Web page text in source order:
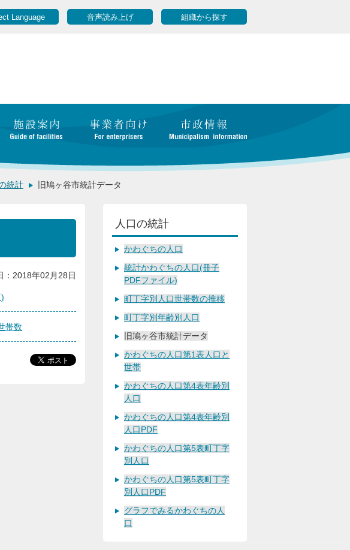
Language 音声読み上げ 組織から探す
統計 旧鳩ヶ谷市統計データ
：2018年02月28日
帯数
人口の統計
かわぐちの人口
統計かわぐちの人口(冊子
PDFファイル)
町丁字別人口世帯数の推移
町丁字別年齢別人口
旧鳩ヶ谷市統計データ
かわぐちの人口第1表人口と
世帯
かわぐちの人口第4表年齢別
人口
かわぐちの人口第4表年齢別
人口PDF
かわぐちの人口第5表町丁字
別人口
かわぐちの人口第5表町丁字
別人口PDF
グラフでみるかわぐちの人
口